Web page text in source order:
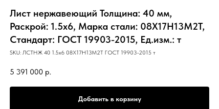
Лист нержавеющий Толщина: 40 мм,
Раскрой: 1.5х6, Марка стали: 08Х17Н13М2Т,
Стандарт: ГОСТ 19903-2015, Ед.изм.: т
SKU: ЛСТНЖ 40 1.5х6 08Х17Н13М2Т ГОСТ 19903-2015 т
5 391 000 р.
Добавить в корзину